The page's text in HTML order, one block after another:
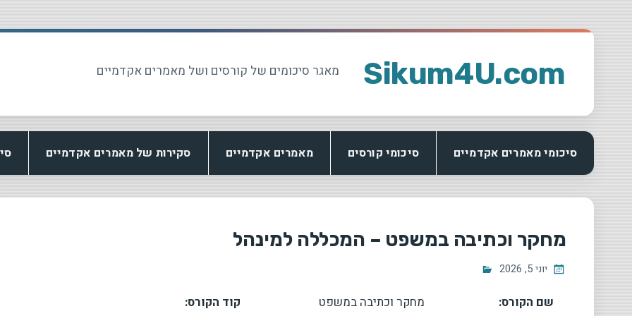
Sikum4U.com מאגר סיכומים של קורסים ושל מאמרים אקדמיים
סיכומי מאמרים אקדמיים סיכומי קורסים מאמרים אקדמיים סקירות של מאמרים אקדמיים
מחקר וכתיבה במשפט – המכללה למינהל
יוני 5, 2026
שם הקורס: מחקר וכתיבה במשפט
קוד הקורס: